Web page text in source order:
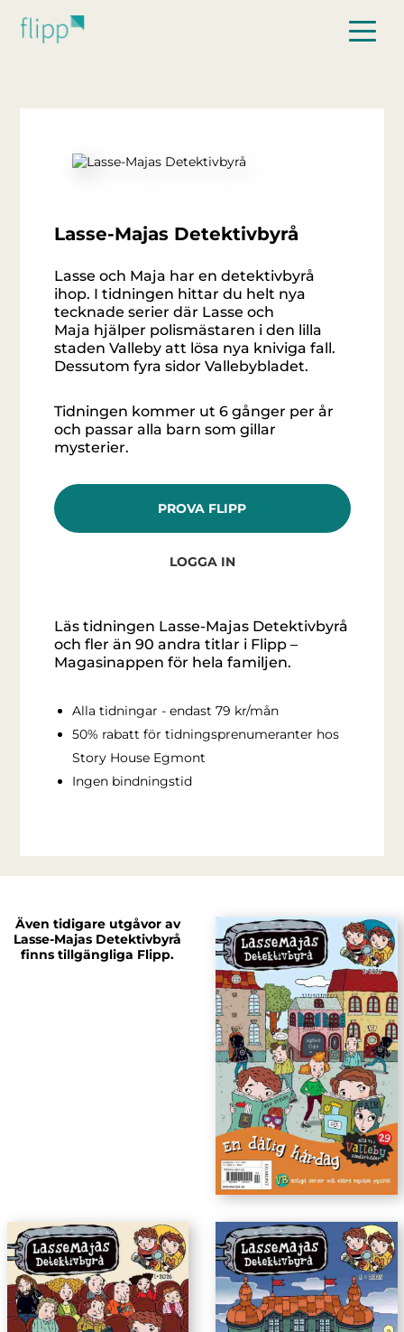
Lasse-Majas Detektivbyrå
Lasse och Maja har en detektivbyrå
ihop. I tidningen hittar du helt nya
tecknade serier där Lasse och
Maja hjälper polismästaren i den lilla
staden Valleby att lösa nya kniviga fall.
Dessutom fyra sidor Vallebybladet.
Tidningen kommer ut 6 gånger per år
och passar alla barn som gillar
mysterier.
PROVA FLIPP
LOGGA IN
Läs tidningen Lasse-Majas Detektivbyrå
och fler än 90 andra titlar i Flipp –
Magasinappen för hela familjen.
Alla tidningar - endast 79 kr/mån
50% rabatt för tidningsprenumeranter hos
Story House Egmont
Ingen bindningstid
Även tidigare utgåvor av
Lasse-Majas Detektivbyrå
finns tillgängliga Flipp.